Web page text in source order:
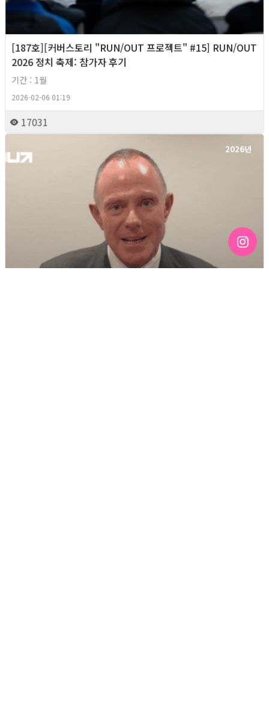
[187호][커버스토리 "RUN/OUT 프로젝트" #15] RUN/OUT
2026 정치 축제: 참가자 후기
기간 : 1월
2026-02-06 01:19
17031
2026년